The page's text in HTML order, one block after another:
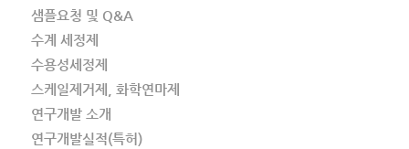
샘플요청 및 Q&A
수계 세정제
수용성세정제
스케일제거제, 화학연마제
연구개발 소개
연구개발실적(특허)